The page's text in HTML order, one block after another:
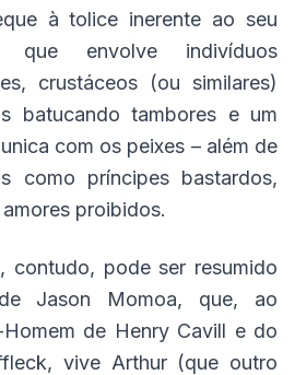
à tolice inerente ao seu
que envolve indivíduos
crustáceos (ou similares)
batucando tambores e um
com os peixes – além de
como príncipes bastardos,
proibidos.
contudo, pode ser resumido
Jason Momoa, que, ao
de Henry Cavill e do
vive Arthur (que outro